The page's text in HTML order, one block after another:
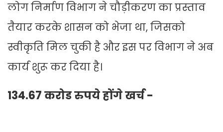
लोग निर्माण विभाग ने चौड़ीकरण का प्रस्ताव
तैयार करके शासन को भेजा था, जिसको
स्वीकृति मिल चुकी है और इस पर विभाग ने अब
कार्य शुरू कर दिया है।
134.67 करोड रुपये होंगे खर्च -